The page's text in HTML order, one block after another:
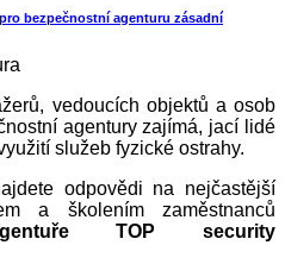
bezpečnostní agenturu zásadní
vedoucích objektů a osob
agentury zajímá, jací lidé
služeb fyzické ostrahy.
odpovědi na nejčastější
a školením zaměstnanců
TOP security